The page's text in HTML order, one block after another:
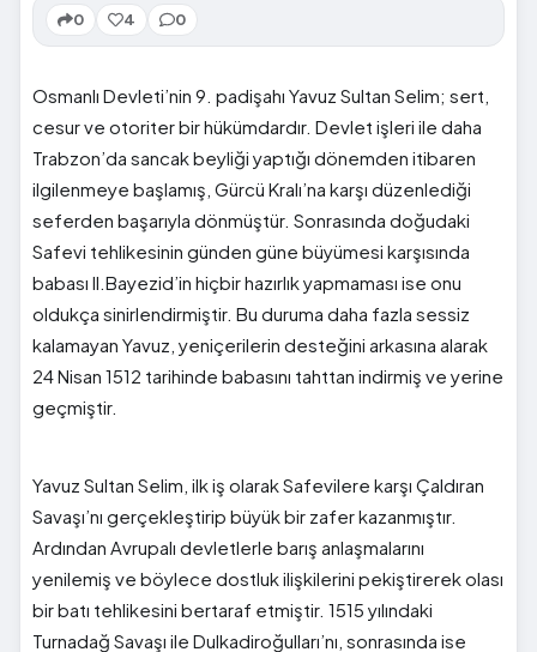
0 4 0
Osmanlı Devleti’nin 9. padişahı Yavuz Sultan Selim; sert,
cesur ve otoriter bir hükümdardır. Devlet işleri ile daha
Trabzon’da sancak beyliği yaptığı dönemden itibaren
ilgilenmeye başlamış, Gürcü Kralı’na karşı düzenlediği
seferden başarıyla dönmüştür. Sonrasında doğudaki
Safevi tehlikesinin günden güne büyümesi karşısında
babası II.Bayezid’in hiçbir hazırlık yapmaması ise onu
oldukça sinirlendirmiştir. Bu duruma daha fazla sessiz
kalamayan Yavuz, yeniçerilerin desteğini arkasına alarak
24 Nisan 1512 tarihinde babasını tahttan indirmiş ve yerine
geçmiştir.
Yavuz Sultan Selim, ilk iş olarak Safevilere karşı Çaldıran
Savaşı’nı gerçekleştirip büyük bir zafer kazanmıştır.
Ardından Avrupalı devletlerle barış anlaşmalarını
yenilemiş ve böylece dostluk ilişkilerini pekiştirerek olası
bir batı tehlikesini bertaraf etmiştir. 1515 yılındaki
Turnadağ Savaşı ile Dulkadiroğulları’nı, sonrasında ise